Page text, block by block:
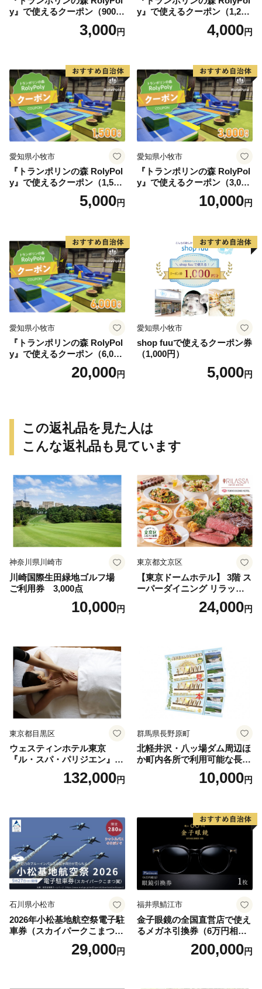
y』で使えるクーポン（900
3,000円
y』で使えるクーポン（1,200
4,000円
愛知県小牧市
『トランポリンの森 RolyPol
y』で使えるクーポン（1,500
5,000円
愛知県小牧市
『トランポリンの森 RolyPol
y』で使えるクーポン（3,000
10,000円
愛知県小牧市
『トランポリンの森 RolyPol
y』で使えるクーポン（6,000
20,000円
愛知県小牧市
shop fuuで使えるクーポン券
（1,000円）
5,000円
この返礼品を見た人は
こんな返礼品も見ています
神奈川県川崎市
川崎国際生田緑地ゴルフ場
ご利用券 3,000点
10,000円
東京都文京区
【東京ドームホテル】 3階 ス
ーパーダイニング リラッサ
ランチブッフェ お食事券 大
人1名様分 関東 東京 ご利用
24,000円
東京都目黒区
ウェスティンホテル東京
『ル・スパ・パリジエン』選
べるボディセラピー90分/1名
132,000円
群馬県長野原町
北軽井沢・八ッ場ダム周辺ほ
か町内各所で利用可能な長野
原町ふるさと感謝券（3,000
円分）【トラベル 観光 旅行
10,000円
石川県小松市
2026年小松基地航空祭電子駐
車券（スカイパークこまつ
翼） 駐車場 シャトルバスの
りばすぐ 石川県 小松市
29,000円
福井県鯖江市
金子眼鏡の全国直営店で使え
るメガネ引換券（6万円相
当） Platinum200,000円